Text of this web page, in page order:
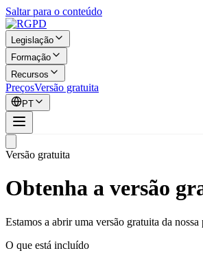
Saltar para o conteúdo
Legislação
Formação
Recursos
PreçosVersão gratuita
PT
Versão gratuita
Obtenha a versão
Estamos a abrir uma versão gratuita da
O que está incluído